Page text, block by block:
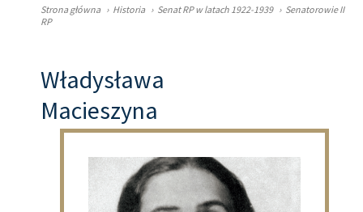
Strona główna › Historia › Senat RP w latach 1922-1939 › Senatorowie II
RP
Władysława
Macieszyna